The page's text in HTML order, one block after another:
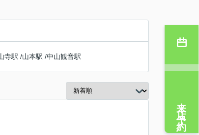
寺駅 /山本駅 /中山観音駅
来店予約